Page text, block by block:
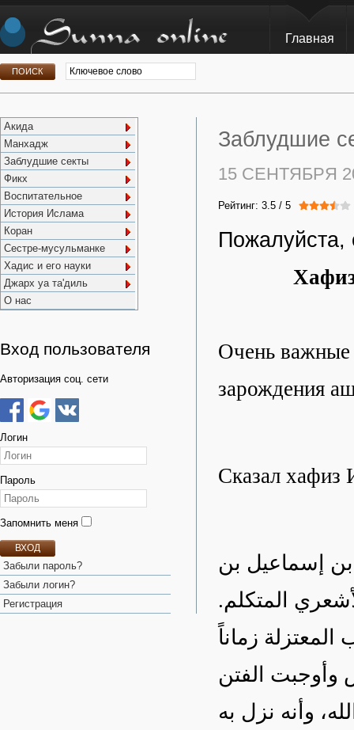
Главная
Акида
Манхадж
Заблудшие секты
Фикх
Воспитательное
История Ислама
Коран
Сестре-мусульманке
Хадис и его науки
Джарх уа та'диль
О нас
Вход пользователя
Авторизация соц. сети
Логин
Пароль
Запомнить меня
ВХОД
Забыли пароль?
Забыли логин?
Регистрация
Заблудшие
15 СЕНТЯБРЯ
Рейтинг: 3.5 / 5
Пожалуйста,
Очень важные
зарождения
Сказал хафиз
إسماعيل بن
المتكلم.
زماناً
وأوجبت الفتن
وأنه نزل به